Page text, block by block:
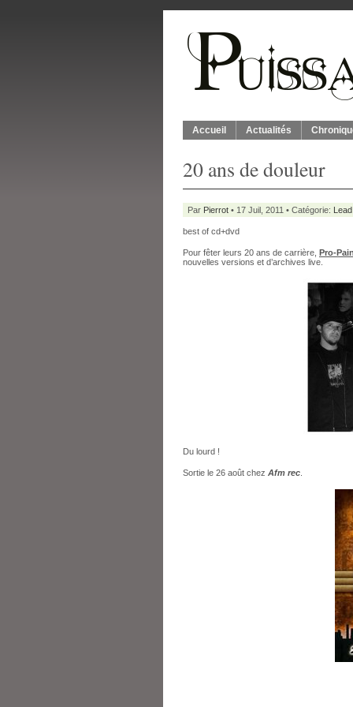
Accueil Actualités
20 ans de douleur
Par Pierrot • 17 Juil, 2011 • Catégorie:
best of cd+dvd
Pour fêter leurs 20 ans de carrière, Pro-
nouvelles versions et d’archives live.
Du lourd !
Sortie le 26 août chez Afm rec